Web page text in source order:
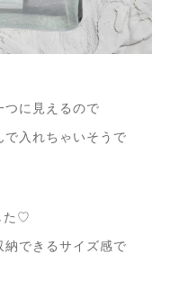
に見えるので
入れちゃいそうで
た♡
できるサイズ感で